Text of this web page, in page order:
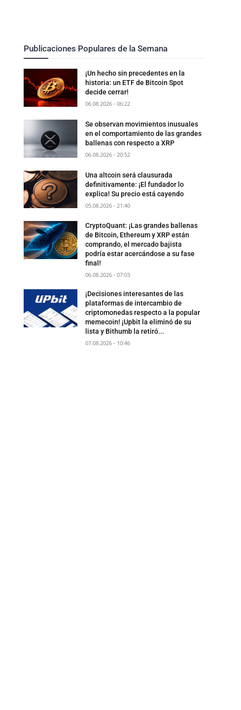
Publicaciones Populares de la Semana
¡Un hecho sin precedentes en la
historia: un ETF de Bitcoin Spot
decide cerrar!
06.08.2026 - 06:22
Se observan movimientos inusuales
en el comportamiento de las grandes
ballenas con respecto a XRP
06.08.2026 - 20:52
Una altcoin será clausurada
definitivamente: ¡El fundador lo
explica! Su precio está cayendo
05.08.2026 - 21:40
CryptoQuant: ¡Las grandes ballenas
de Bitcoin, Ethereum y XRP están
comprando, el mercado bajista
podría estar acercándose a su fase
final!
06.08.2026 - 07:03
¡Decisiones interesantes de las
plataformas de intercambio de
criptomonedas respecto a la popular
memecoin! ¡Upbit la eliminó de su
lista y Bithumb la retiró...
07.08.2026 - 10:46